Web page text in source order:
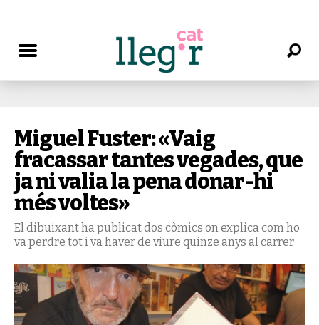
Miguel Fuster: «Vaig
fracassar tantes vegades, que
ja ni valia la pena donar-hi
més voltes»
El dibuixant ha publicat dos còmics on explica com ho
va perdre tot i va haver de viure quinze anys al carrer